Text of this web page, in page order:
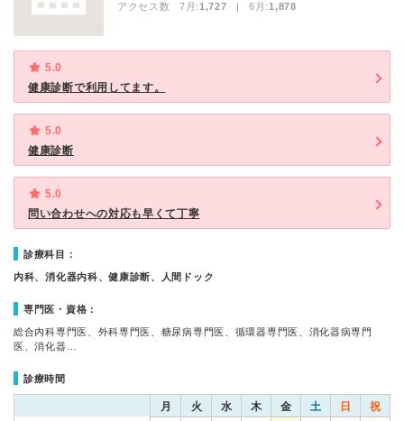
アクセス数 7月:1,727 | 6月:1,878
5.0
健康診断で利用してます。
5.0
健康診断
5.0
問い合わせへの対応も早くて丁寧
診療科目：
内科、消化器内科、健康診断、人間ドック
専門医・資格：
総合内科専門医、外科専門医、糖尿病専門医、循環器専門医、消化器病専門
医、消化器…
診療時間
月 火 水 木 金 土 日 祝